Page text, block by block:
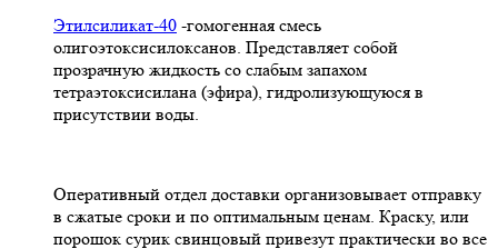
Этилсиликат-40 -гомогенная смесь
олигоэтоксисилоксанов. Представляет собой
прозрачную жидкость со слабым запахом
тетраэтоксисилана (эфира), гидролизующуюся в
присутствии воды.
Оперативный отдел доставки организовывает отправку
в сжатые сроки и по оптимальным ценам. Краску, или
порошок сурик свинцовый привезут практически во все